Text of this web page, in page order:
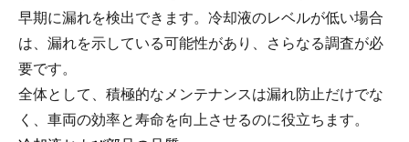
早期に漏れを検出できます。冷却液のレベルが低い場合
は、漏れを示している可能性があり、さらなる調査が必
要です。
全体として、積極的なメンテナンスは漏れ防止だけでな
く、車両の効率と寿命を向上させるのに役立ちます。